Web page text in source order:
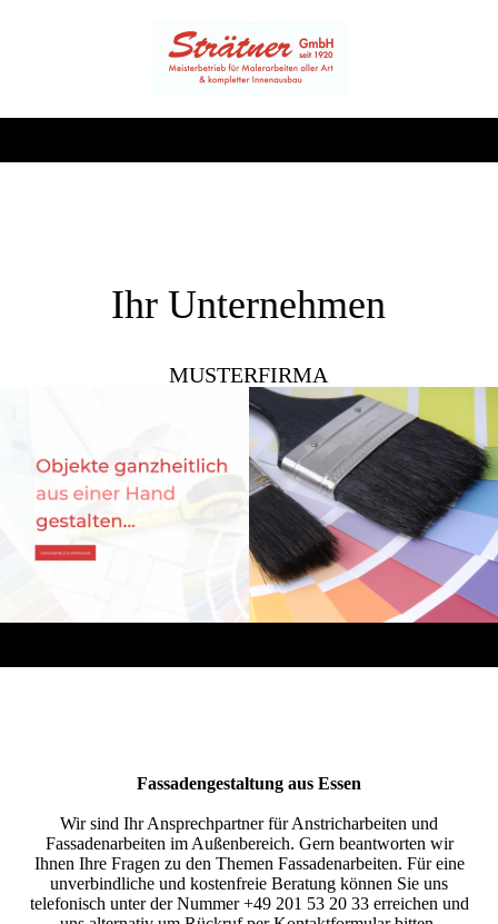
Ihr Unternehmen
MUSTERFIRMA
Fassadengestaltung aus Essen
Wir sind Ihr Ansprechpartner für Anstricharbeiten und
Fassadenarbeiten im Außenbereich. Gern beantworten wir
Ihnen Ihre Fragen zu den Themen Fassadenarbeiten. Für eine
unverbindliche und kostenfreie Beratung können Sie uns
telefonisch unter der Nummer +49 201 53 20 33 erreichen und